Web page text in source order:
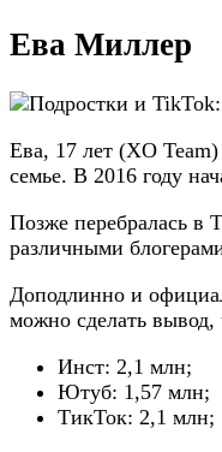
Ева Миллер
Ева, 17 лет (XO
семье. В 2016 году
Позже перебралась в
различными
Доподлинно и
можно сделать
Инст: 2,1 млн;
Ютуб: 1,57 млн;
ТикТок: 2,1 млн;